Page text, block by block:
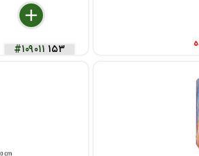
delete
remove
add
#۱۰۹۰۱۱ ۱۵۳